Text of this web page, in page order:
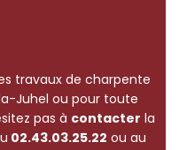
travaux de charpente
Juhel ou pour toute
pas à contacter la
02.43.03.25.22 ou au